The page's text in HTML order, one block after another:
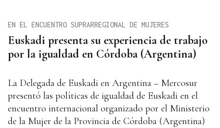
Euskadi presenta su experiencia de trabajo
por la igualdad en Córdoba (Argentina)
EN EL ENCUENTRO SUPRARREGIONAL DE MUJERES
La Delegada de Euskadi en Argentina – Mercosur
presentó las políticas de igualdad de Euskadi en el
encuentro internacional organizado por el Ministerio
de la Mujer de la Provincia de Córdoba (Argentina)